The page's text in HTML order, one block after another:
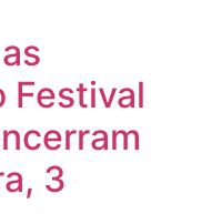
Festival
3